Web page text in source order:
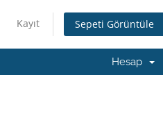
Kayıt Sepeti Görüntüle
Hesap